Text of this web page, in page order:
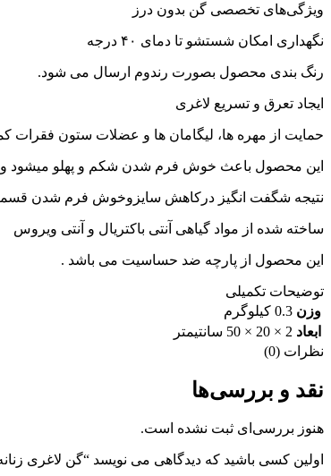
ویژگی‌های تخصصی گن بدون درز
نگهداری امکان شستشو تا دمای ۴۰ درجه
رنگ بندی محصول بصورت رندوم ارسال می شود.
ایجاد تعرق و تسریع لاغری
حمایت از مهره ها، لیگامان ها و عضلات ستون فقرات
این محصول باعث خوش فرم شدن شکم و پهلو میشود و
نتیجه شگفت انگیز درکاهش سایزوخوش فرم شدن
ساخته شده از مواد گیاهی آنتی باکتریال و آنتی ویروس
این محصول از پارچه ضد حساسیت می باشد .
توضیحات تکمیلی
وزن 0.3 کیلوگرم
ابعاد 2 × 20 × 50 سانتیمتر
نظرات (0)
نقد و بررسی‌ها
هنوز بررسی‌ای ثبت نشده است.
اولین کسی باشید که دیدگاهی می نویسد “گن لاغری زنانه